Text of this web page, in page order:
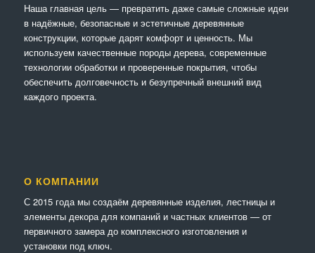
Наша главная цель — превратить даже самые сложные идеи
в надёжные, безопасные и эстетичные деревянные
конструкции, которые дарят комфорт и ценность. Мы
используем качественные породы дерева, современные
технологии обработки и проверенные покрытия, чтобы
обеспечить долговечность и безупречный внешний вид
каждого проекта.
О КОМПАНИИ
С 2015 года мы создаём деревянные изделия, лестницы и
элементы декора для компаний и частных клиентов — от
первичного замера до комплексного изготовления и
установки под ключ.